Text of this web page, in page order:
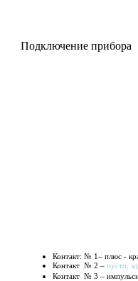
Подключение прибора
Контакт: № 1 – плюс -
Контакт № 2 – пусто,
Контакт № 3 –